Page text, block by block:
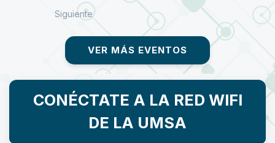
Siguiente
VER MÁS EVENTOS
CONÉCTATE A LA RED WIFI
DE LA UMSA